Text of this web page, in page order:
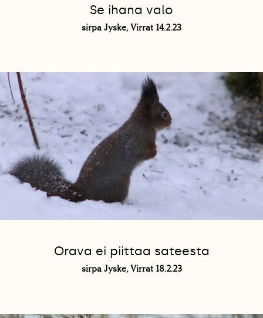
Se ihana valo
sirpa Jyske, Virrat 14.2.23
Orava ei piittaa sateesta
sirpa Jyske, Virrat 18.2.23